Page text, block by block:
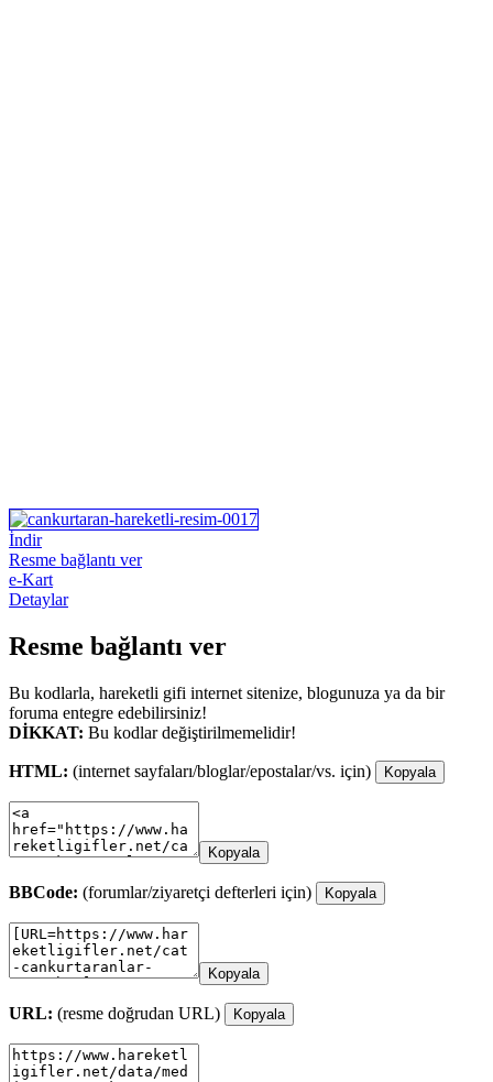
İndir
Resme bağlantı ver
e-Kart
Detaylar
Resme bağlantı ver
Bu kodlarla, hareketli gifi internet sitenize, blogunuza ya da bir
foruma entegre edebilirsiniz!
DİKKAT: Bu kodlar değiştirilmemelidir!
HTML: (internet sayfaları/bloglar/epostalar/vs. için) Kopyala
Kopyala
BBCode: (forumlar/ziyaretçi defterleri için) Kopyala
Kopyala
URL: (resme doğrudan URL) Kopyala